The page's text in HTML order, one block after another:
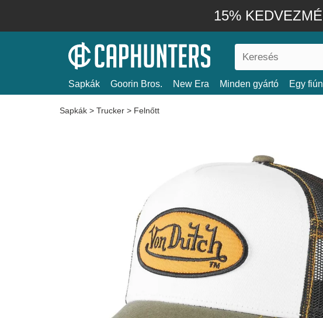
15%
Sapkák Goorin Bros. New Era Minden gyártó Egy
Sapkák > Trucker > Felnőtt